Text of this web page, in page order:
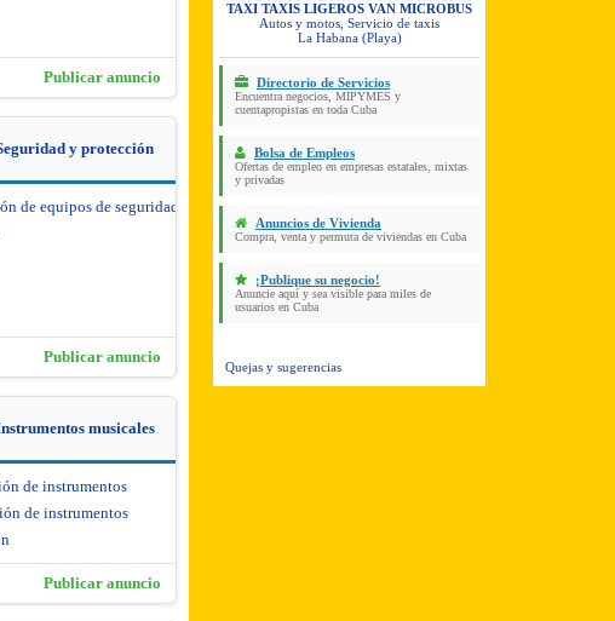
Publicar anuncio
y protección
de equipos de seguridad y protección
Publicar anuncio
musicales
de instrumentos
de instrumentos
Publicar anuncio
TAXI TAXIS LIGEROS VAN MICROBUS
Autos y motos, Servicio de taxis
La Habana (Playa)
Directorio de Servicios
Encuentra negocios, MIPYMES y
cuentapropistas en toda Cuba
Bolsa de Empleos
Ofertas de empleo en empresas estatales, mixtas
y privadas
Anuncios de Vivienda
Compra, venta y permuta de viviendas en Cuba
¡Publique su negocio!
Anuncie aquí y sea visible para miles de
usuarios en Cuba
Quejas y sugerencias